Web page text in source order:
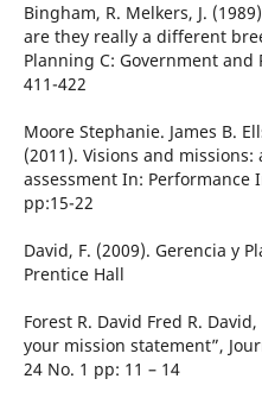
Bingham, R. Melkers, J.
are they really a different
Planning C: Government and
411-422
Moore Stephanie. James B.
(2011). Visions and
assessment In: Performance
pp:15-22
David, F. (2009). Gerencia y
Prentice Hall
Forest R. David Fred R.
your mission statement”,
24 No. 1 pp: 11 – 14